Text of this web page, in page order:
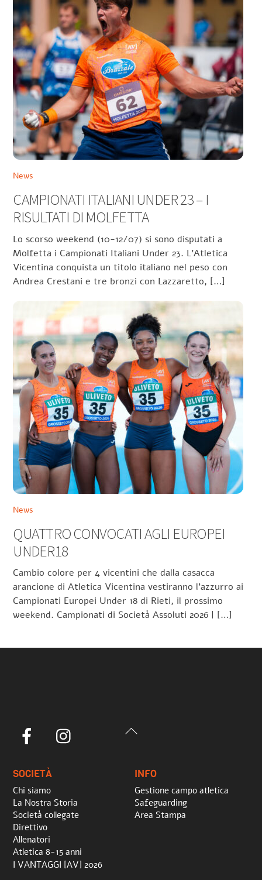
News
CAMPIONATI ITALIANI UNDER 23 – I
RISULTATI DI MOLFETTA
Lo scorso weekend (10-12/07) si sono disputati a
Molfetta i Campionati Italiani Under 23. L’Atletica
Vicentina conquista un titolo italiano nel peso con
Andrea Crestani e tre bronzi con Lazzaretto, […]
News
QUATTRO CONVOCATI AGLI EUROPEI
UNDER18
Cambio colore per 4 vicentini che dalla casacca
arancione di Atletica Vicentina vestiranno l’azzurro ai
Campionati Europei Under 18 di Rieti, il prossimo
weekend. Campionati di Società Assoluti 2026 | […]
Back
Facebook
SOCIETÀ
Chi siamo
La Nostra Storia
Società collegate
Direttivo
Allenatori
Atletica 8-15 anni
I VANTAGGI [AV] 2026
INFO
Gestione campo atletica
Safeguarding
Area Stampa